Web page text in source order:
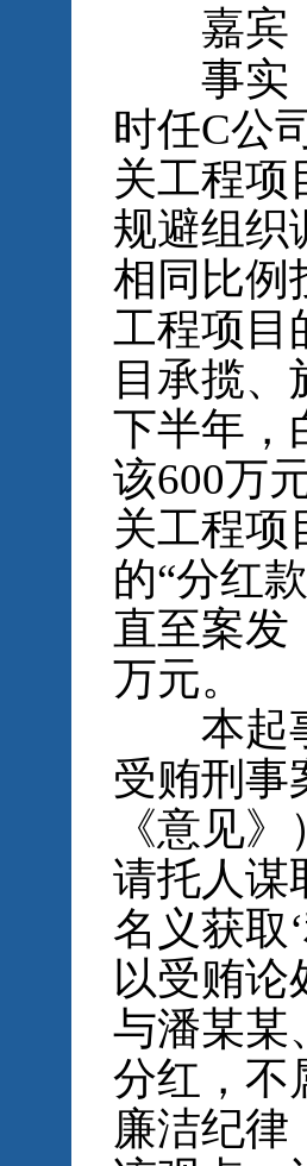
嘉宾
事实：
时任C公
关工程项
规避组织
相同比例
工程项目
目承揽
下半年，
该600万
关工程项
的“分红
直至案发
万元。
本起事
受贿刑事
《意见
请托人谋
名义获取
以受贿论
与潘某某
分红，不
廉洁纪律